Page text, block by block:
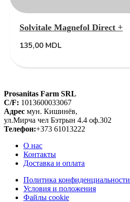
Solvitale Magnefol Direct +
135,00 MDL
Prosanitas Farm SRL
C/F: 1013600033067
Адрес мун. Кишинёв,
ул.Мирча чел Бэтрын 4.4 оф.302
Телефон:+373 61013222
О нас
Контакты
Доставка и оплата
Политика конфиденциальности
Условия и положения
Файлы cookie